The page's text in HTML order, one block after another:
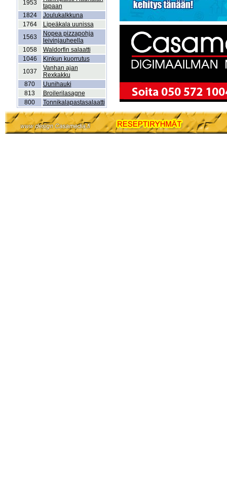
1953
tapaan
1824
Joulukalkkuna
1764
Lipeäkala uunissa
1563
Nopea pizzapohja
leivinjauheella
1058
Waldorfin salaatti
1046
Kinkun kuorrutus
1037
Vanhan ajan
Rexkakku
870
Uunihauki
813
Broilerilasagne
800
Tonnikalapastasalaatti